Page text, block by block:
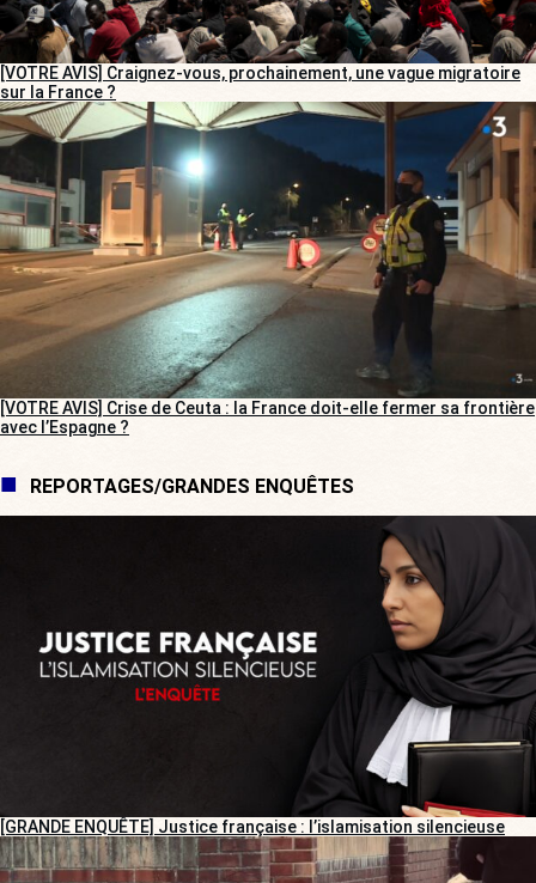
[VOTRE AVIS] Craignez-vous, prochainement, une vague migratoire
sur la France ?
[VOTRE AVIS] Crise de Ceuta : la France doit-elle fermer sa frontière
avec l’Espagne ?
REPORTAGES/GRANDES ENQUÊTES
[GRANDE ENQUÊTE] Justice française : l’islamisation silencieuse